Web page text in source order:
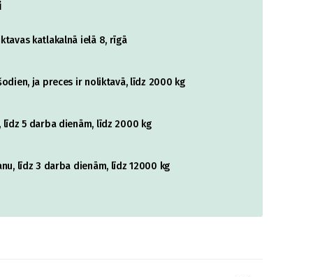
katlakalnā ielā 8, rīgā
ja preces ir noliktavā, līdz 2000 kg
5 darba dienām, līdz 2000 kg
līdz 3 darba dienām, līdz 12000 kg